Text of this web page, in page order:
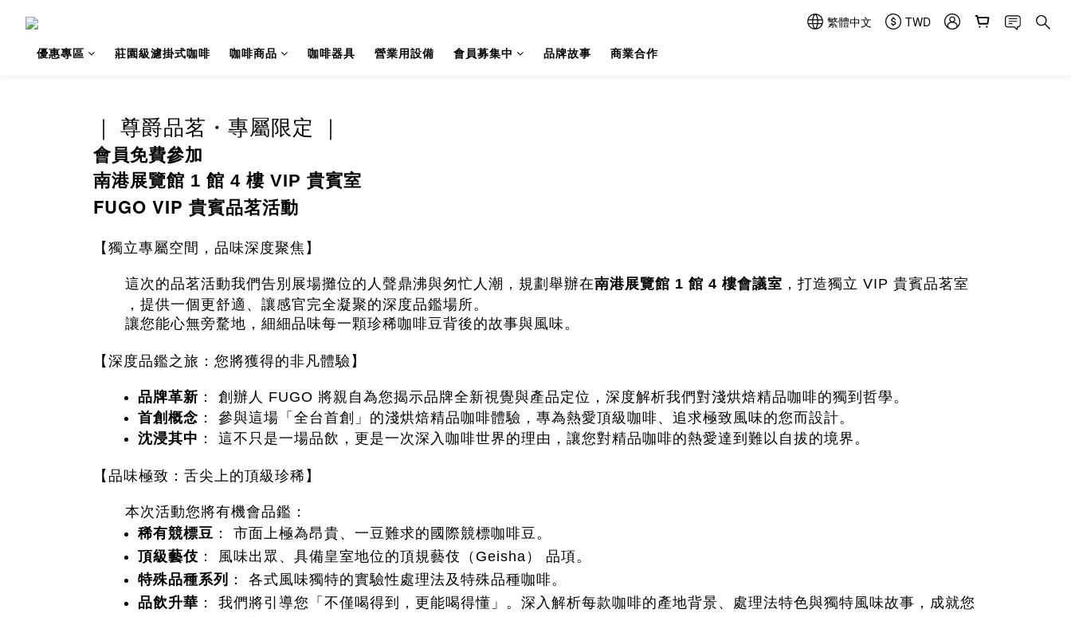
繁體中文
TWD
優惠專區
莊園級濾掛式咖啡 咖啡商品 咖啡器具 營業用設備 會員募集中 品牌故事 商業合作
｜ 尊爵品茗・專屬限定 ｜
會員免費參加
南港展覽館 1 館 4 樓 VIP 貴賓室
FUGO VIP 貴賓品茗活動
【獨立專屬空間，品味深度聚焦】
這次的品茗活動我們告別展場攤位的人聲鼎沸與匆忙人潮，規劃舉辦在南港展覽館 1 館 4 樓會議室 ，打造獨立 VIP 貴賓品茗室
， 提供一個更舒適、讓感官完全凝聚的深度品鑑場所。
讓您能心無旁騖地，細細品味每一顆珍稀咖啡豆背後的故事與風味。
【深度品鑑之旅：您將獲得的非凡體驗】
品牌革新 ： 創辦人 FUGO 將親自為您揭示品牌全新視覺與產品定位，深度解析我們對淺烘焙精品咖啡的獨到哲學。
首創概念 ： 參與這場「全台首創」的淺烘焙精品咖啡體驗，專為熱愛頂級咖啡、追求極致風味的您而設計。
沈浸其中 ： 這不只是一場品飲，更是一次深入咖啡世界的理由，讓您對精品咖啡的熱愛達到難以自拔的境界。
【品味極致：舌尖上的頂級珍稀】
本次活動您將有機會品鑑：
稀有競標豆 ： 市面上極為昂貴、一豆難求的國際競標咖啡豆。
頂級藝伎 ： 風味出眾、具備皇室地位的頂規藝伎（Geisha） 品項。
特殊品種系列
： 各式風味獨特的實驗性處理法及特殊品種咖啡。
品飲升華 ： 我們將引導您「不僅喝得到，更能喝得懂」。深入解析每款咖啡的產地背景、處理法特色與獨特風味故事，成就您